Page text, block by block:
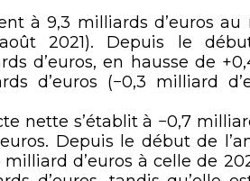
à 9,3 milliards d’euros
2021). Depuis le
d’euros, en hausse de
d’euros (−0,3 milliard
nette s’établit à −0,7
Depuis le début de
milliard d’euros à celle de